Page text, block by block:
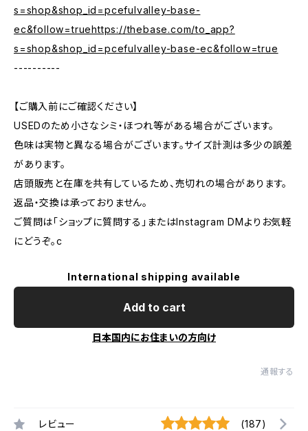
s=shop&shop_id=pcefulvalley-base-
ec&follow=truehttps://thebase.com/to_app?
s=shop&shop_id=pcefulvalley-base-ec&follow=true
----------
【ご購入前にご確認ください】
USEDのため小さなシミ・ほつれ等がある場合がございます。
色味は実物と異なる場合がございます。サイズ計測は多少の誤差
があります。
店頭販売と在庫を共有しているため、売切れの場合があります。
返品・交換は承っておりません。
ご質問は「ショップに質問する」またはInstagram DMよりお気軽
にどうぞ。c
International shipping available
Add to cart
日本国内にお住まいの方向け
通報する
レビュー (187)